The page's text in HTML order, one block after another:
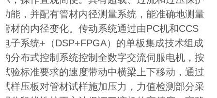
功能，并配有管材内径测量系统，能准确地测量
管材的内径变化。传动系统通过由PC机和CCS
电子系统+（DSP+FPGA）的单板集成技术组成
的分布式控制系统控制全数字交流伺服电机，按
试验标准要求的速度带动中横梁上下移动，通过
试样压板对管材试样施加压力，力值检测部分采